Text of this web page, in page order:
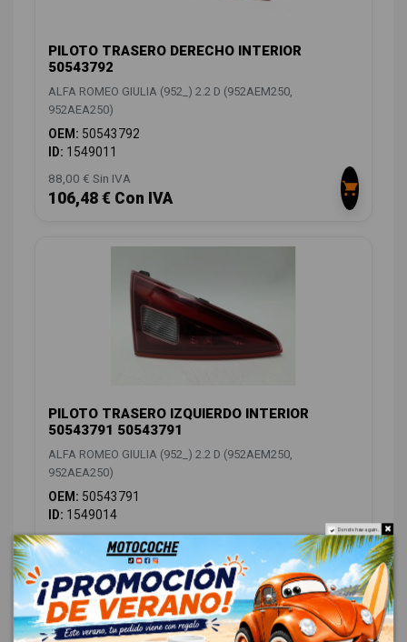
PILOTO TRASERO DERECHO INTERIOR
50543792
ALFA ROMEO GIULIA (952_) 2.2 D (952AEM250,
952AEA250)
OEM: 50543792
ID: 1549011
88,00 € Sin IVA
106,48 € Con IVA
PILOTO TRASERO IZQUIERDO INTERIOR
50543791 50543791
ALFA ROMEO GIULIA (952_) 2.2 D (952AEM250,
952AEA250)
OEM: 50543791
ID: 1549014
88,00 € Sin IVA
106,48 € Con IVA
CAMBIO / EMBRAGUE 4
Do not show again.